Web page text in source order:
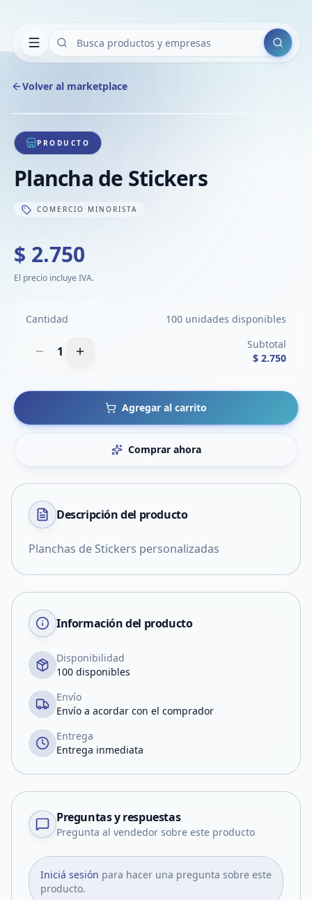
Buscar
Volver al marketplace
1/1
PRODUCTO
Plancha de Stickers
COMERCIO MINORISTA
$ 2.750
El precio incluye IVA.
Cantidad 100 unidades disponibles
1
Subtotal
$ 2.750
Agregar al carrito
Comprar ahora
Descripción del producto
Planchas de Stickers personalizadas
Información del producto
Disponibilidad
100 disponibles
Envío
Envío a acordar con el comprador
Entrega
Entrega inmediata
Preguntas y respuestas
Pregunta al vendedor sobre este producto
Iniciá sesión para hacer una pregunta sobre este
producto.